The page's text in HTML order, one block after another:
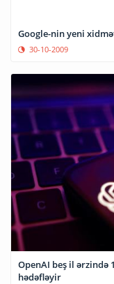
Google-nin yeni
30-10-2009
OpenAI beş il ərzində
hədəfləyir